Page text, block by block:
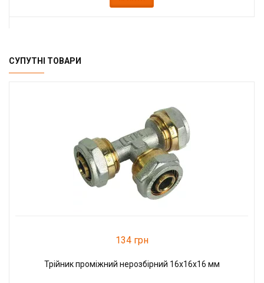
СУПУТНІ ТОВАРИ
134 грн
Трійник проміжний нерозбірний 16x16x16 мм